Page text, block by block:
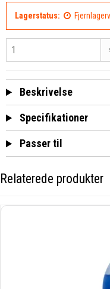
Lagerstatus:
Beskrivelse
Specifikationer
Passer til
Relaterede produkter